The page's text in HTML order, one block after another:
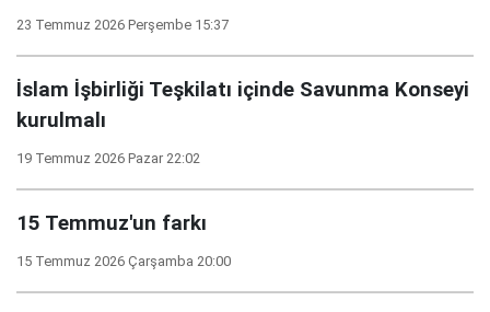
23 Temmuz 2026 Perşembe 15:37
İslam İşbirliği Teşkilatı içinde Savunma Konseyi
kurulmalı
19 Temmuz 2026 Pazar 22:02
15 Temmuz'un farkı
15 Temmuz 2026 Çarşamba 20:00